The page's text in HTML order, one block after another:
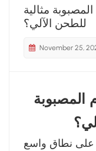
مثالية
للطحن الآلي؟
November 25,
المصبوبة
على نطاق واسع